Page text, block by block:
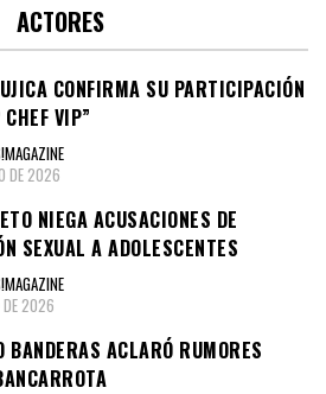
ACTORES
CONFIRMA SU PARTICIPACIÓN
VIP”
DE 2026
NIEGA ACUSACIONES DE
SEXUAL A ADOLESCENTES
DE 2026
BANDERAS ACLARÓ RUMORES